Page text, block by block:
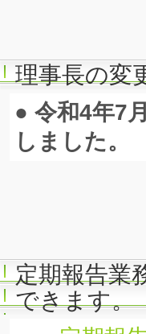
理事長の変
● 令和4年7
しました。
定期報告業
できます。